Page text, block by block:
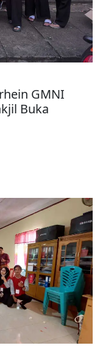
GMNI
Buka